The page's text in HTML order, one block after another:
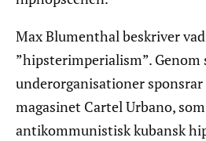
Max Blumenthal beskriver
”hipsterimperialism”. Genom
underorganisationer
magasinet Cartel Urbano,
antikommunistisk kubansk